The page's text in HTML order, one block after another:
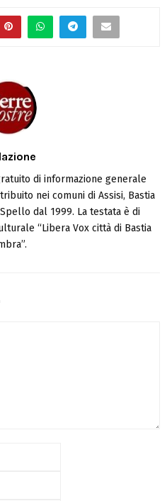
di informazione generale
nei comuni di Assisi, Bastia
dal 1999. La testata è di
“Libera Vox città di Bastia